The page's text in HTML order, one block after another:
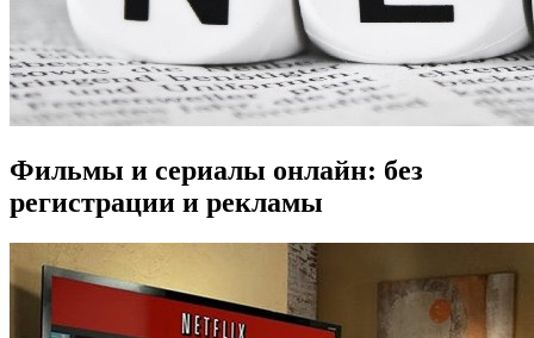
Фильмы и сериалы онлайн: без
регистрации и рекламы